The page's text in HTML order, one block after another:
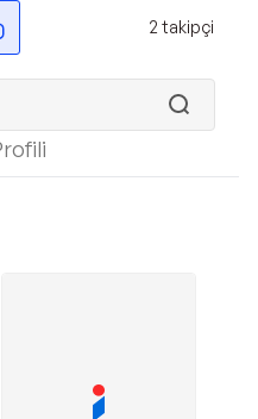
2 takipçi